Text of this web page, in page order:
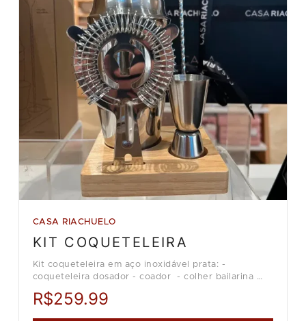
CASA RIACHUELO
KIT COQUETELEIRA
Kit coqueteleira em aço inoxidável prata: -
coqueteleira dosador - coador - colher bailarina
Loja Casa Riachuelo.
R$259.99